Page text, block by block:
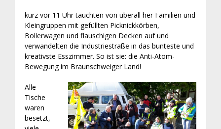
kurz vor 11 Uhr tauchten von überall her Familien und
Kleingruppen mit gefüllten Picknickkörben,
Bollerwagen und flauschigen Decken auf und
verwandelten die Industriestraße in das bunteste und
kreativste Esszimmer. So ist sie: die Anti-Atom-
Bewegung im Braunschweiger Land!
Alle
Tische
waren
besetzt,